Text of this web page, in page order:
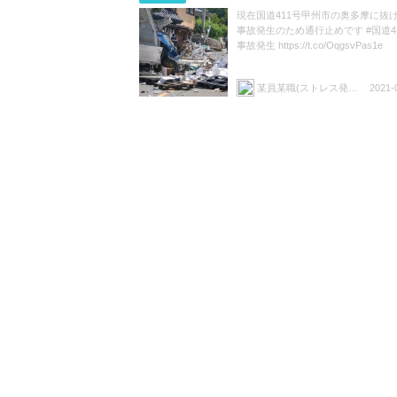
現在国道411号甲州市の奥多摩に抜
事故発生のため通行止めです #国道
事故発生 https://t.co/OqgsvPas1e
2021-